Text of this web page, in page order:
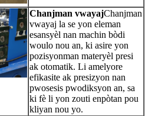
Chanjman vwayajChanjman
vwayaj la se yon eleman
esansyèl nan machin bòdi
woulo nou an, ki asire yon
pozisyonman materyèl presi
ak otomatik. Li amelyore
efikasite ak presizyon nan
pwosesis pwodiksyon an, sa
ki fè li yon zouti enpòtan pou
kliyan nou yo.